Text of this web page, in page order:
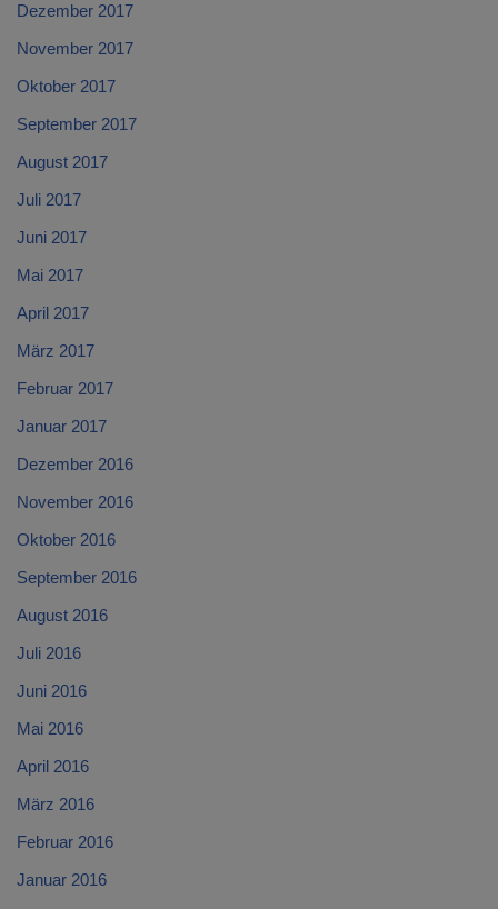
Dezember 2017
November 2017
Oktober 2017
September 2017
August 2017
Juli 2017
Juni 2017
Mai 2017
April 2017
März 2017
Februar 2017
Januar 2017
Dezember 2016
November 2016
Oktober 2016
September 2016
August 2016
Juli 2016
Juni 2016
Mai 2016
April 2016
März 2016
Februar 2016
Januar 2016